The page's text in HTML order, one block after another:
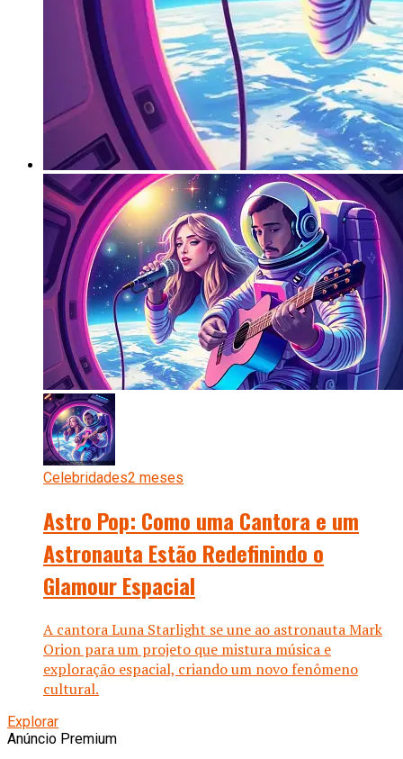
Celebridades2 meses
Astro Pop: Como uma Cantora e um
Astronauta Estão Redefinindo o
Glamour Espacial
A cantora Luna Starlight se une ao astronauta Mark
Orion para um projeto que mistura música e
exploração espacial, criando um novo fenômeno
cultural.
Explorar
Anúncio Premium